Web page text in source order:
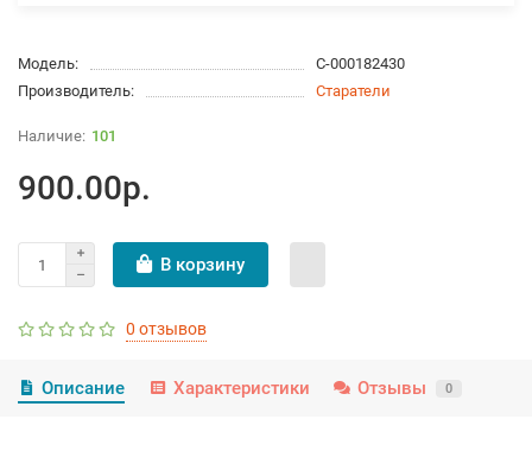
Модель:
С-000182430
Производитель:
Старатели
101
900.00р.
В корзину
0 отзывов
Описание Характеристики Отзывы 0